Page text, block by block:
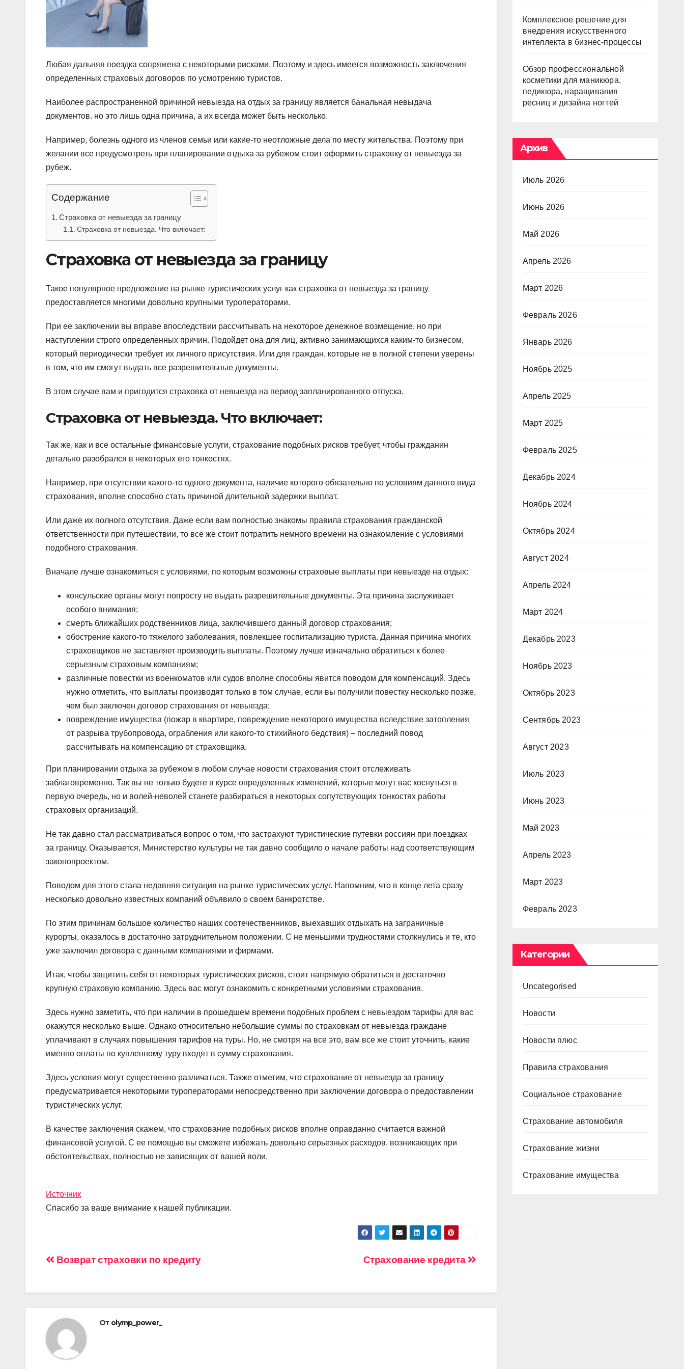
Любая дальняя поездка сопряжена с некоторыми рисками. Поэтому и здесь имеется возможность заключения
определенных страховых договоров по усмотрению туристов.
Наиболее распространенной причиной невыезда на отдых за границу является банальная невыдача
документов. но это лишь одна причина, а их всегда может быть несколько.
Например, болезнь одного из членов семьи или какие-то неотложные дела по месту жительства. Поэтому при
желании все предусмотреть при планировании отдыха за рубежом стоит оформить страховку от невыезда за
рубеж.
Содержание
Страховка от невыезда за границу
Страховка от невыезда. Что включает:
Страховка от невыезда за границу
Такое популярное предложение на рынке туристических услуг как страховка от невыезда за границу
предоставляется многими довольно крупными туроператорами.
При ее заключении вы вправе впоследствии рассчитывать на некоторое денежное возмещение, но при
наступлении строго определенных причин. Подойдет она для лиц, активно занимающихся каким-то бизнесом,
который периодически требует их личного присутствия. Или для граждан, которые не в полной степени уверены
в том, что им смогут выдать все разрешительные документы.
В этом случае вам и пригодится страховка от невыезда на период запланированного отпуска.
Страховка от невыезда. Что включает:
Так же, как и все остальные финансовые услуги, страхование подобных рисков требует, чтобы гражданин
детально разобрался в некоторых его тонкостях.
Например, при отсутствии какого-то одного документа, наличие которого обязательно по условиям данного вида
страхования, вполне способно стать причиной длительной задержки выплат.
Или даже их полного отсутствия. Даже если вам полностью знакомы правила страхования гражданской
ответственности при путешествии, то все же стоит потратить немного времени на ознакомление с условиями
подобного страхования.
Вначале лучше ознакомиться с условиями, по которым возможны страховые выплаты при невыезде на отдых:
консульские органы могут попросту не выдать разрешительные документы. Эта причина заслуживает
особого внимания;
смерть ближайших родственников лица, заключившего данный договор страхования;
обострение какого-то тяжелого заболевания, повлекшее госпитализацию туриста. Данная причина многих
страховщиков не заставляет производить выплаты. Поэтому лучше изначально обратиться к более
серьезным страховым компаниям;
различные повестки из военкоматов или судов вполне способны явится поводом для компенсаций. Здесь
нужно отметить, что выплаты производят только в том случае, если вы получили повестку несколько позже,
чем был заключен договор страхования от невыезда;
повреждение имущества (пожар в квартире, повреждение некоторого имущества вследствие затопления
от разрыва трубопровода, ограбления или какого-то стихийного бедствия) – последний повод
рассчитывать на компенсацию от страховщика.
При планировании отдыха за рубежом в любом случае новости страхования стоит отслеживать
заблаговременно. Так вы не только будете в курсе определенных изменений, которые могут вас коснуться в
первую очередь, но и волей-неволей станете разбираться в некоторых сопутствующих тонкостях работы
страховых организаций.
Не так давно стал рассматриваться вопрос о том, что застрахуют туристические путевки россиян при поездках
за границу. Оказывается, Министерство культуры не так давно сообщило о начале работы над соответствующим
законопроектом.
Поводом для этого стала недавняя ситуация на рынке туристических услуг. Напомним, что в конце лета сразу
несколько довольно известных компаний объявило о своем банкротстве.
По этим причинам большое количество наших соотечественников, выехавших отдыхать на заграничные
курорты, оказалось в достаточно затруднительном положении. С не меньшими трудностями столкнулись и те, кто
уже заключил договора с данными компаниями и фирмами.
Итак, чтобы защитить себя от некоторых туристических рисков, стоит напрямую обратиться в достаточно
крупную страховую компанию. Здесь вас могут ознакомить с конкретными условиями страхования.
Здесь нужно заметить, что при наличии в прошедшем времени подобных проблем с невыездом тарифы для вас
окажутся несколько выше. Однако относительно небольшие суммы по страховкам от невыезда граждане
уплачивают в случаях повышения тарифов на туры. Но, не смотря на все это, вам все же стоит уточнить, какие
именно оплаты по купленному туру входят в сумму страхования.
Здесь условия могут существенно различаться. Также отметим, что страхование от невыезда за границу
предусматривается некоторыми туроператорами непосредственно при заключении договора о предоставлении
туристических услуг.
В качестве заключения скажем, что страхование подобных рисков вполне оправданно считается важной
финансовой услугой. С ее помощью вы сможете избежать довольно серьезных расходов, возникающих при
обстоятельствах, полностью не зависящих от вашей воли.
Источник
Спасибо за ваше внимание к нашей публикации.
Навигация
Страхование кредита
Возврат страховки по кредиту
От olymp_power_
Комплексное решение для
внедрения искусственного
интеллекта в бизнес-процессы
Обзор профессиональной
косметики для маникюра,
педикюра, наращивания
ресниц и дизайна ногтей
Архив
Июль 2026
Июнь 2026
Май 2026
Апрель 2026
Март 2026
Февраль 2026
Январь 2026
Ноябрь 2025
Апрель 2025
Март 2025
Февраль 2025
Декабрь 2024
Ноябрь 2024
Октябрь 2024
Август 2024
Апрель 2024
Март 2024
Декабрь 2023
Ноябрь 2023
Октябрь 2023
Сентябрь 2023
Август 2023
Июль 2023
Июнь 2023
Май 2023
Апрель 2023
Март 2023
Февраль 2023
Категории
Uncategorised
Новости
Новости плюс
Правила страхования
Социальное страхование
Страхование автомобиля
Страхование жизни
Страхование имущества